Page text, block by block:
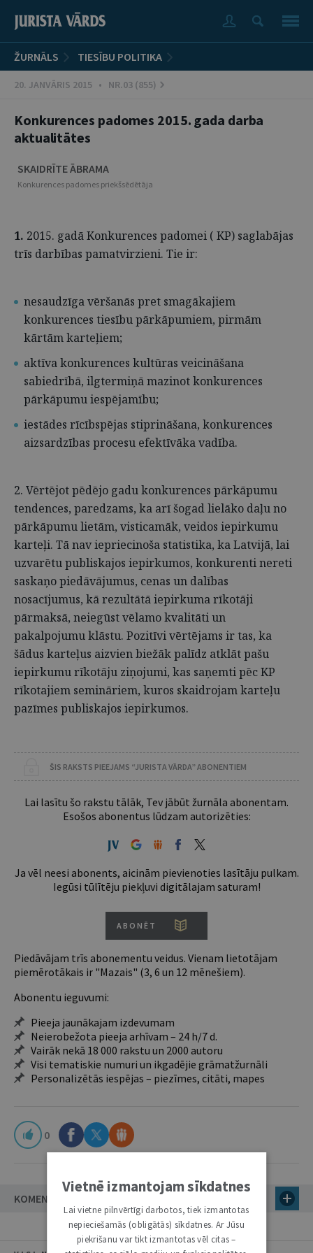
ŽURNĀLS TIESĪBU POLITIKA
20. JANVĀRIS 2015 • NR.03 (855)
Konkurences padomes 2015. gada darba
aktualitātes
SKAIDRĪTE ĀBRAMA
Konkurences padomes priekšsēdētāja
1. 2015. gadā Konkurences padomei ( KP) saglabājas
trīs darbības pamatvirzieni. Tie ir:
nesaudzīga vēršanās pret smagākajiem
konkurences tiesību pārkāpumiem, pirmām
kārtām karteļiem;
aktīva konkurences kultūras veicināšana
sabiedrībā, ilgtermiņā mazinot konkurences
pārkāpumu iespējamību;
iestādes rīcībspējas stiprināšana, konkurences
aizsardzības procesu efektīvāka vadība.
2. Vērtējot pēdējo gadu konkurences pārkāpumu
tendences, paredzams, ka arī šogad lielāko daļu no
pārkāpumu lietām, visticamāk, veidos iepirkumu
karteļi. Tā nav iepriecinoša statistika, ka Latvijā, lai
uzvarētu publiskajos iepirkumos, konkurenti nereti
saskaņo piedāvājumus, cenas un dalības
nosacījumus, kā rezultātā iepirkuma rīkotāji
pārmaksā, neiegūst vēlamo kvalitāti un
pakalpojumu klāstu. Pozitīvi vērtējams ir tas, ka
šādus karteļus aizvien biežāk palīdz atklāt pašu
iepirkumu rīkotāju ziņojumi, kas saņemti pēc KP
rīkotajiem semināriem, kuros skaidrojam karteļu
pazīmes publiskajos iepirkumos.
ŠIS RAKSTS PIEEJAMS “JURISTA VĀRDA” ABONENTIEM
Lai lasītu šo rakstu tālāk, Tev jābūt žurnāla abonentam.
Esošos abonentus lūdzam autorizēties:
Ja vēl neesi abonents, aicinām pievienoties lasītāju pulkam.
Iegūsi tūlītēju piekļuvi digitālajam saturam!
ABONĒT
Piedāvājam trīs abonementu veidus. Vienam lietotājam
piemērotākais ir "Mazais" (3, 6 un 12 mēnešiem).
Abonentu ieguvumi:
Pieeja jaunākajam izdevumam
Neierobežota pieeja arhīvam – 24 h/7 d.
Vairāk nekā 18 000 rakstu un 2000 autoru
Visi tematiskie numuri un ikgadējie grāmatžurnāli
Personalizētās iespējas – piezīmes, citāti, mapes
0
KOMENTĀRI
Vietnē izmantojam sīkdatnes
Lai vietne pilnvērtīgi darbotos, tiek izmantotas
nepieciešamās (obligātās) sīkdatnes. Ar Jūsu
piekrišanu var tikt izmantotas vēl citas –